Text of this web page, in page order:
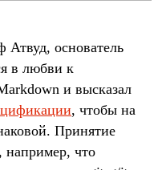
основатель
в любви к
и высказал
, чтобы на
Принятие
например, что